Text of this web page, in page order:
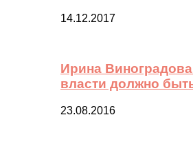
14.12.2017
Ирина
власти должно
23.08.2016